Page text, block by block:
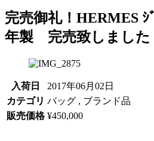
完売御礼！HERMES
年製 完売致しました
入荷日
2017年06月02日
カテゴリ バッグ , ブランド品
販売価格 ¥450,000